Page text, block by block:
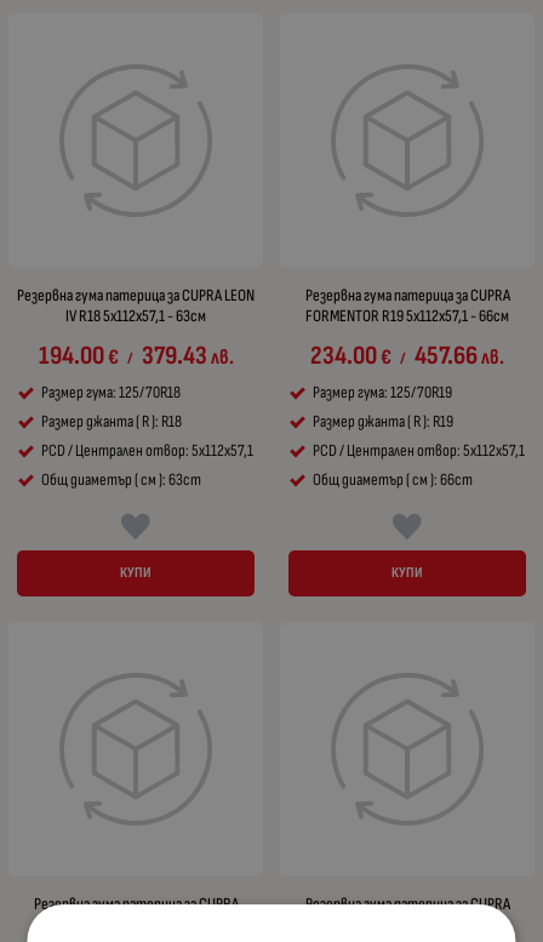
Резервна гума патерица за CUPRA LEON
IV R18 5x112x57,1 - 63см
194.00€ / 379.43лв.
Размер гума: 125/70R18
Размер джанта ( R ): R18
PCD / Централен отвор: 5x112x57,1
Общ диаметър ( см ): 63cm
КУПИ
Резервна гума патерица за CUPRA
FORMENTOR R19 5x112x57,1 - 66см
234.00€ / 457.66лв.
Размер гума: 125/70R19
Размер джанта ( R ): R19
PCD / Централен отвор: 5x112x57,1
Общ диаметър ( см ): 66cm
КУПИ
Резервна гума патерица за CUPRA
FORMENTOR R18 5x112x57,1 - 63см
Резервна гума патерица за CUPRA